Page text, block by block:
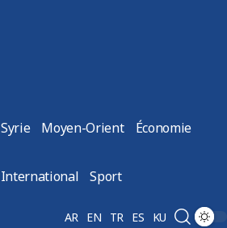
Syrie Moyen-Orient Économie
International Sport
AR EN TR ES KU